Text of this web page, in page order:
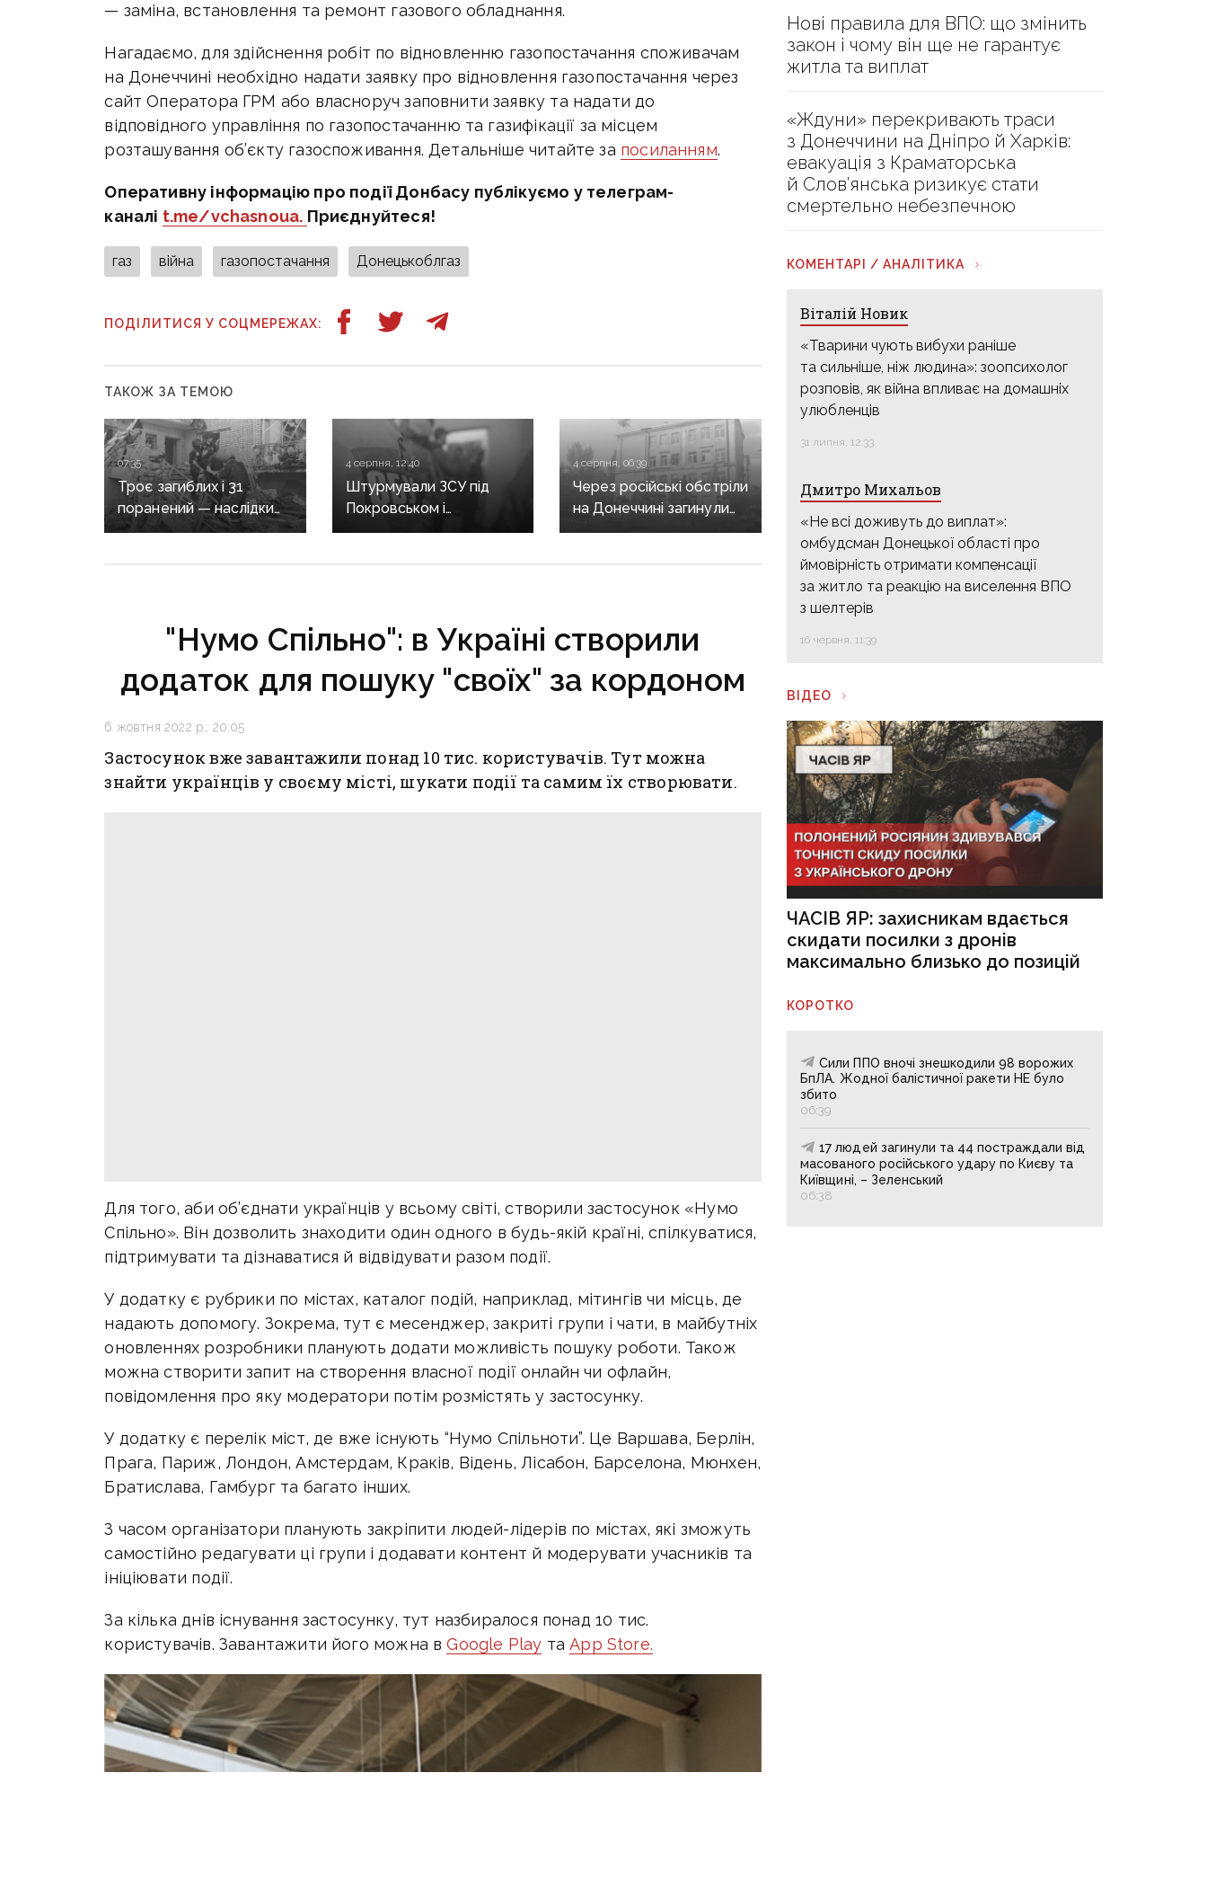
— заміна, встановлення та ремонт газового обладнання.
Нагадаємо, для здійснення робіт по відновленню газопостачання споживачам
на Донеччині необхідно надати заявку про відновлення газопостачання через
сайт Оператора ГРМ або власноруч заповнити заявку та надати до
відповідного управління по газопостачанню та газифікації за місцем
розташування об’єкту газоспоживання. Детальніше читайте за посиланням.
Оперативну інформацію про події Донбасу публікуємо у телеграм-
каналі t.me/vchasnoua. Приєднуйтеся!
газ війна газопостачання Донецькоблгаз
ПОДІЛИТИСЯ У СОЦМЕРЕЖАХ:
ТАКОЖ ЗА ТЕМОЮ
07:35
Троє загиблих і 31
поранений — наслідки
масованих обстрілів
4 серпня, 12:40
Штурмували ЗСУ під
Покровськом і
Костянтинівкою: по 15
4 серпня, 06:39
Через російські обстріли
на Донеччині загинули
дві людини, ще 8 —
"Нумо Спільно": в Україні створили
додаток для пошуку "своїх" за кордоном
6 жовтня 2022 р., 20:05
Застосунок вже завантажили понад 10 тис. користувачів. Тут можна
знайти українців у своєму місті, шукати події та самим їх створювати.
Для того, аби об’єднати українців у всьому світі, створили застосунок «Нумо
Спільно». Він дозволить знаходити один одного в будь-якій країні, спілкуватися,
підтримувати та дізнаватися й відвідувати разом події.
У додатку є рубрики по містах, каталог подій, наприклад, мітингів чи місць, де
надають допомогу. Зокрема, тут є месенджер, закриті групи і чати, в майбутніх
оновленнях розробники планують додати можливість пошуку роботи. Також
можна створити запит на створення власної події онлайн чи офлайн,
повідомлення про яку модератори потім розмістять у застосунку.
У додатку є перелік міст, де вже існують “Нумо Спільноти”. Це Варшава, Берлін,
Прага, Париж, Лондон, Амстердам, Краків, Відень, Лісабон, Барселона, Мюнхен,
Братислава, Гамбург та багато інших.
З часом організатори планують закріпити людей-лідерів по містах, які зможуть
самостійно редагувати ці групи і додавати контент й модерувати учасників та
ініціювати події.
За кілька днів існування застосунку, тут назбиралося понад 10 тис.
користувачів. Завантажити його можна вGoogle Play таApp Store.
Нові правила для ВПО: що змінить
закон і чому він ще не гарантує
житла та виплат
«Ждуни» перекривають траси
з Донеччини на Дніпро й Харків:
евакуація з Краматорська
й Слов’янська ризикує стати
смертельно небезпечною
КОМЕНТАРІ / АНАЛІТИКА
Віталій Новик
«Тварини чують вибухи раніше
та сильніше, ніж людина»: зоопсихолог
розповів, як війна впливає на домашніх
улюбленців
31 липня, 12:33
Дмитро Михальов
«Не всі доживуть до виплат»:
омбудсман Донецької області про
ймовірність отримати компенсації
за житло та реакцію на виселення ВПО
з шелтерів
16 червня, 11:39
ВІДЕО
ЧАСІВ ЯР: захисникам вдається
скидати посилки з дронів
максимально близько до позицій
КОРОТКО
Сили ППО вночі знешкодили 98 ворожих
БпЛА. Жодної балістичної ракети НЕ було
збито
06:39
17 людей загинули та 44 постраждали від
масованого російського удару по Києву та
Київщині, – Зеленський
06:38